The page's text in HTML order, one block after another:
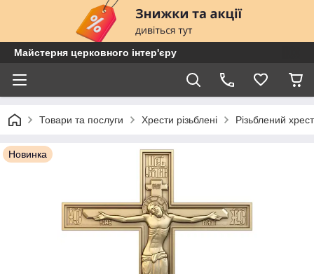
Майстерня церковного інтер'єру
Товари та послуги Хрести різьблені Різьблений
Новинка